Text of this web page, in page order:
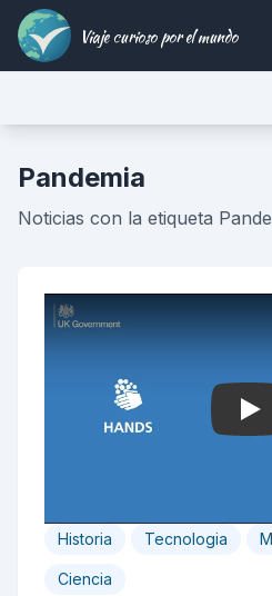
Viaje curioso por el mundo
Pandemia
Noticias con la etiqueta
Historia Tecnologia
Ciencia